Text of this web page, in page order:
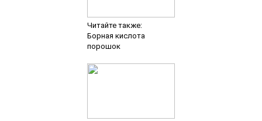
Читайте также:
Борная кислота
порошок